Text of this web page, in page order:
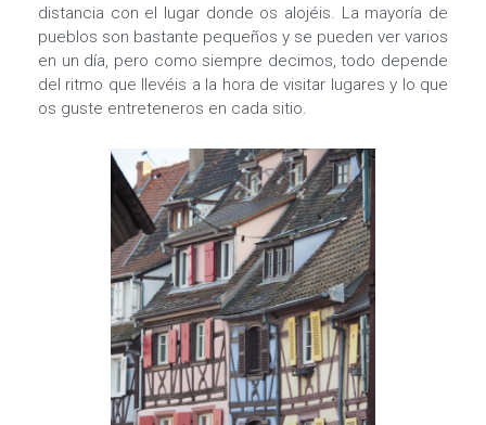
distancia con el lugar donde os alojéis. La mayoría de
pueblos son bastante pequeños y se pueden ver varios
en un día, pero como siempre decimos, todo depende
del ritmo que llevéis a la hora de visitar lugares y lo que
os guste entreteneros en cada sitio.